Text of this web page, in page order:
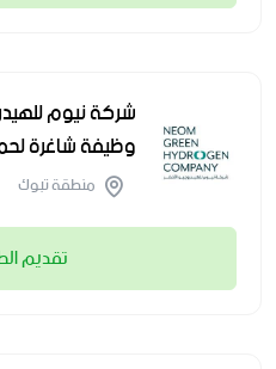
وظيفة شاغرة
منطقة تبوك
تقديم